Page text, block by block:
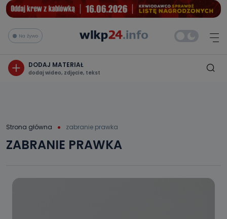
Na żywo
DODAJ MATERIAŁ
dodaj wideo, zdjęcie, tekst
Strona główna zabranie prawka
ZABRANIE PRAWKA